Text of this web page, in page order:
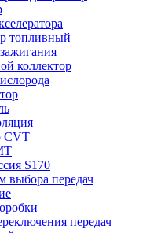
топливный
коллектор
CVT
S170
выбора передач
передач